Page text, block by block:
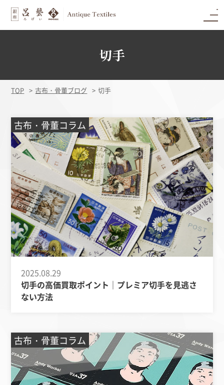
切手
TOP 古布・骨董ブログ 切手
古布・骨董コラム
2025.08.29
切手の高価買取ポイント｜プレミア切手を見逃さ
ない方法
古布・骨董コラム